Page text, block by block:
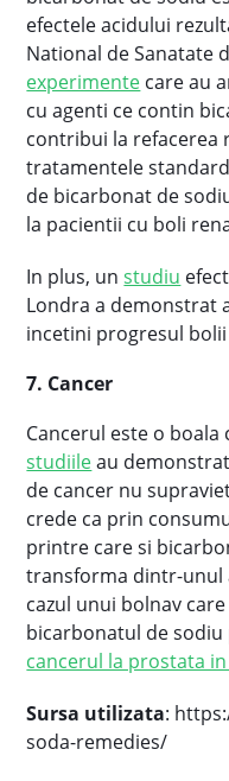
efectele acidului
National de Sanatate
experimente care au
cu agenti ce contin
contribui la refacerea
tratamentele
de bicarbonat de
la pacientii cu boli
In plus, unstudiu
Londra a demonstrat
incetini progresul
7. Cancer
Cancerul este o boala
studiileau
de cancer nu
crede ca prin
printre care si
transforma dintr-unul
cazul unui bolnav
bicarbonatul de
cancerul la prostata in
Sursa utilizata:
soda-remedies/